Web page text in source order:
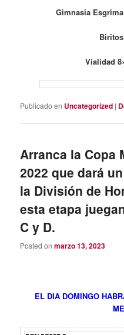
Gimnasia
Vialidad
Publicado en Uncategorized |
Arranca la Copa
2022 que dará
la División de
esta etapa
C y D.
Posted onmarzo 13, 2023
EL DIA DOMINGO